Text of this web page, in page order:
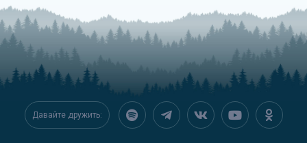
Давайте дружить: